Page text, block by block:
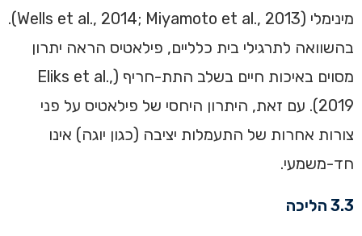
מינימלי (Wells et al., 2014; Miyamoto et al., 2013).
בהשוואה לתרגילי בית כלליים, פילאטיס הראה יתרון
מסוים באיכות חיים בשלב התת-חריף (Eliks et al.,
2019). עם זאת, היתרון היחסי של פילאטיס על פני
צורות אחרות של התעמלות יציבה (כגון יוגה) אינו
חד-משמעי.
3.3 הליכה